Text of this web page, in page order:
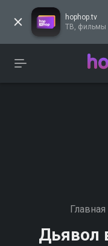
hophop.tv
ТВ, фильмы
Главная
Дьявол